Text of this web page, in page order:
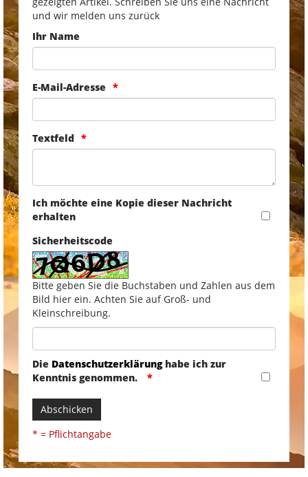
und wir melden uns zurück
Ihr Name
E-Mail-Adresse
Textfeld
Ich möchte eine Kopie dieser Nachricht
erhalten
Sicherheitscode
Bitte geben Sie die Buchstaben und Zahlen aus dem
Bild hier ein. Achten Sie auf Groß- und
Kleinschreibung.
Die Datenschutzerklärunghabe ich zur
Kenntnis genommen.
Abschicken
* = Pflichtangabe